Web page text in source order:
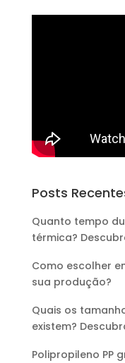
Posts
Quanto tempo
térmica?
Como escolher
sua produção?
Quais os
existem?
Polipropileno PP